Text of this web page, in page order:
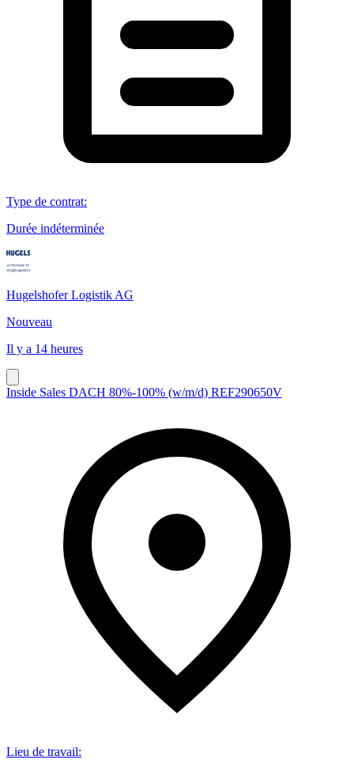
Type de contrat:
Durée indéterminée
Hugelshofer Logistik AG
Nouveau
Il y a 14 heures
Inside Sales DACH 80%-100% (w/m/d) REF290650V
Lieu de travail: